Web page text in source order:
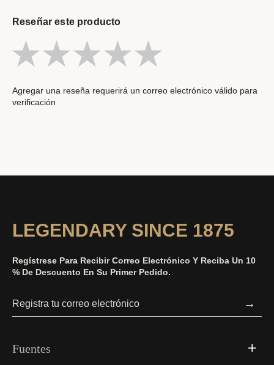
Reseñar este producto
Agregar una reseña requerirá un correo electrónico válido para
verificación
LEGENDARY SINCE 1875
Regístrese Para Recibir Correo Electrónico Y Reciba Un 10
% De Descuento En Su Primer Pedido.
→
Fuentes